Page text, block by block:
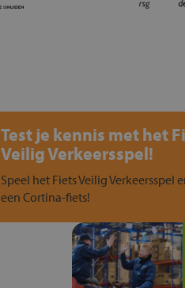
Test je kennis met het
Veilig Verkeersspel!
Speel het Fiets Veilig Verkeersspel
een Cortina-fiets!